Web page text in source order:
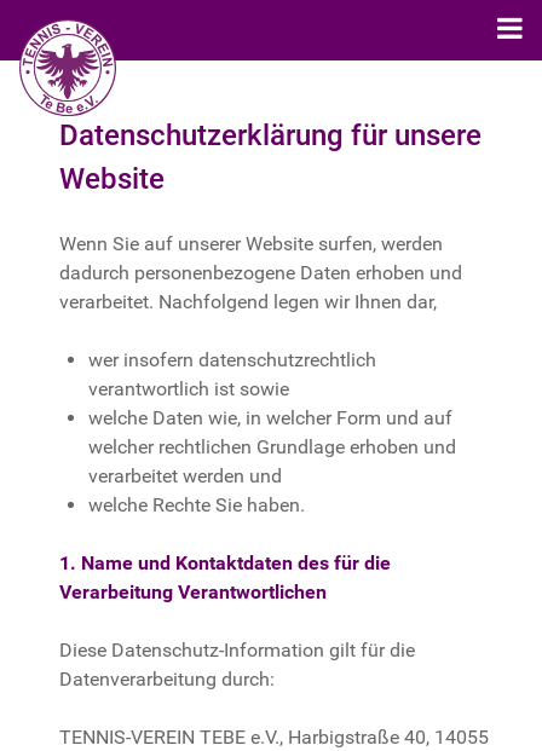
Datenschutzerklärung für unsere
Website
Wenn Sie auf unserer Website surfen, werden
dadurch personenbezogene Daten erhoben und
verarbeitet. Nachfolgend legen wir Ihnen dar,
wer insofern datenschutzrechtlich
verantwortlich ist sowie
welche Daten wie, in welcher Form und auf
welcher rechtlichen Grundlage erhoben und
verarbeitet werden und
welche Rechte Sie haben.
1. Name und Kontaktdaten des für die
Verarbeitung Verantwortlichen
Diese Datenschutz-Information gilt für die
Datenverarbeitung durch:
TENNIS-VEREIN TEBE e.V., Harbigstraße 40, 14055